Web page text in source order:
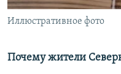
Все сайты РСЕ/РС
Иллюстративное фото
Почему жители